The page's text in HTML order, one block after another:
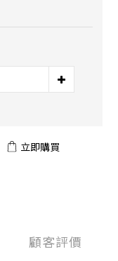
立即購買
顧客評價